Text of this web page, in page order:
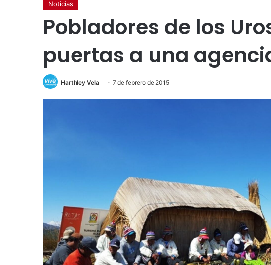
Noticias
Pobladores de los
puertas a una
Harthley Vela 7 de febrero de 2015